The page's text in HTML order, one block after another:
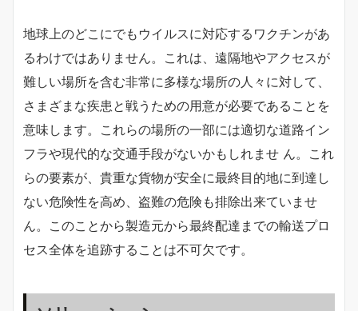
地球上のどこにでもウイルスに対応するワクチンがあ
るわけではありません。これは、遠隔地やアクセスが
難しい場所を含む非常に多様な場所の人々に対して、
さまざまな疾患と戦うための用意が必要であることを
意味します。これらの場所の一部には適切な道路イン
フラや現代的な交通手段がないかもしれませ ん。これ
らの要素が、貴重な貨物が安全に最終目的地に到達し
ない危険性を高め、盗難の危険も排除出来ていませ
ん。このことから製造元から最終配達までの輸送プロ
セス全体を追跡することは不可欠です。